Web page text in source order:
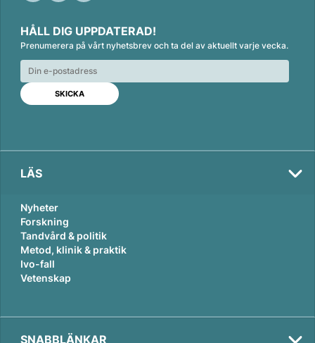
n
k
e
d
n
c
e
b
o
o
k
a
i
l
HÅLL DIG UPPDATERAD!
Prenumerera på vårt nyhetsbrev och ta del av aktuellt varje vecka.
LÄS
Nyheter
Forskning
Tandvård & politik
Metod, klinik & praktik
Ivo-fall
Vetenskap
SNABBLÄNKAR